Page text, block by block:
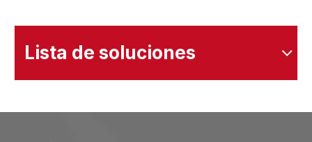
Lista de soluciones